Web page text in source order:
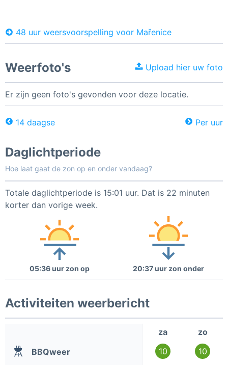
48 uur weersvoorspelling voor Mařenice
Weerfoto's Upload hier uw foto
Er zijn geen foto's gevonden voor deze locatie.
14 daagse Per uur
Daglichtperiode
Hoe laat gaat de zon op en onder vandaag?
Totale daglichtperiode is 15:01 uur. Dat is 22 minuten
korter dan vorige week.
05:36 uur zon op 20:37 uur zon onder
Activiteiten weerbericht
za
zo
BBQweer
10 10